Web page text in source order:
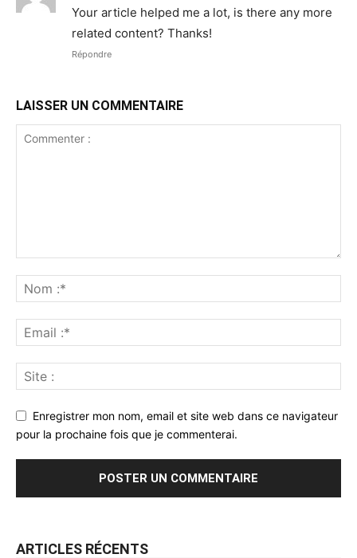
Your article helped me a lot, is there any more
related content? Thanks!
Répondre
LAISSER UN COMMENTAIRE
Enregistrer mon nom, email et site web dans ce navigateur
pour la prochaine fois que je commenterai.
ARTICLES RÉCENTS